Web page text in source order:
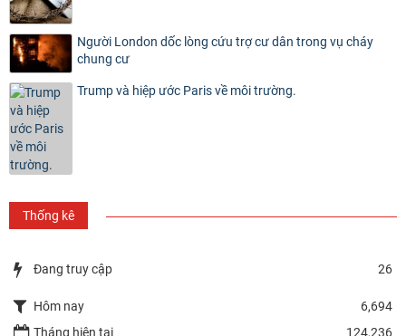
Người London dốc lòng cứu trợ cư dân trong vụ cháy
chung cư
Trump và hiệp ước Paris về môi trường.
Thống kê
Đang truy cập 26
Hôm nay
6,694
Tháng hiện tại
124,236